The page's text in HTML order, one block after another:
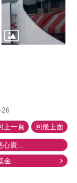
上一頁 回最上面
廣...
...